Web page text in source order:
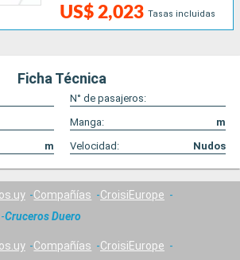
US$ 2,023 Tasas incluidas
Ficha Técnica
N° de pasajeros:
Manga:
m
m Velocidad: Nudos
Compañías
CroisiEurope
Cruceros Duero
Compañías
CroisiEurope